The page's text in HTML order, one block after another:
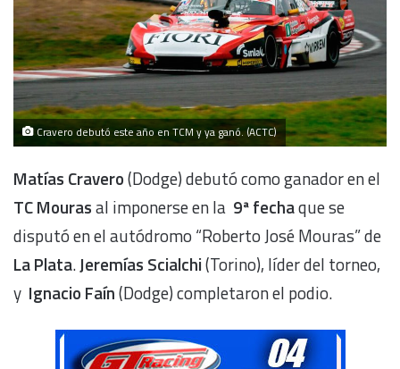
Cravero debutó este año en TCM y ya ganó. (ACTC)
Matías Cravero(Dodge) debutó como ganador en el
TC Mourasal imponerse en la 9ª fechaque se
disputó en el autódromo “Roberto José Mouras” de
La Plata.Jeremías Scialchi(Torino), líder del torneo,
y Ignacio Faín(Dodge) completaron el podio.